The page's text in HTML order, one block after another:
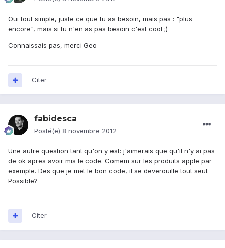
Oui tout simple, juste ce que tu as besoin, mais pas : "plus
encore", mais si tu n'en as pas besoin c'est cool ;)
Connaissais pas, merci Geo
Citer
fabidesca
Posté(e) 8 novembre 2012
Une autre question tant qu'on y est: j'aimerais que qu'il n'y ai pas
de ok apres avoir mis le code. Comem sur les produits apple par
exemple. Des que je met le bon code, il se deverouille tout seul.
Possible?
Citer